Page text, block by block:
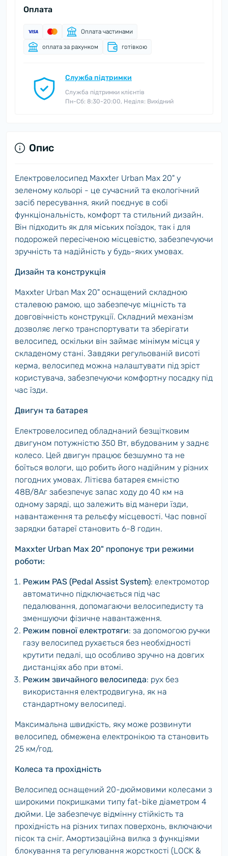
Оплата
Оплата частинами
оплата за рахунком готівкою
Служба підтримки
Служба підтримки клієнтів
Пн-Сб: 8:30-20:00, Неділя: Вихідний
Опис
Електровелосипед Maxxter Urban Max 20" у
зеленому кольорі - це сучасний та екологічний
засіб пересування, який поєднує в собі
функціональність, комфорт та стильний дизайн.
Він підходить як для міських поїздок, так і для
подорожей пересіченою місцевістю, забезпечуючи
зручність та надійність у будь-яких умовах.
Дизайн та конструкція
Maxxter Urban Max 20" оснащений складною
сталевою рамою, що забезпечує міцність та
довговічність конструкції. Складний механізм
дозволяє легко транспортувати та зберігати
велосипед, оскільки він займає мінімум місця у
складеному стані. Завдяки регульованій висоті
керма, велосипед можна налаштувати під зріст
користувача, забезпечуючи комфортну посадку під
час їзди.
Двигун та батарея
Електровелосипед обладнаний безщітковим
двигуном потужністю 350 Вт, вбудованим у заднє
колесо. Цей двигун працює безшумно та не
боїться вологи, що робить його надійним у різних
погодних умовах. Літієва батарея ємністю
48В/8Аг забезпечує запас ходу до 40 км на
одному заряді, що залежить від манери їзди,
навантаження та рельєфу місцевості. Час повної
зарядки батареї становить 6-8 годин.
Maxxter Urban Max 20" пропонує три режими
роботи:
Режим PAS (Pedal Assist System): електромотор
автоматично підключається під час
педалювання, допомагаючи велосипедисту та
зменшуючи фізичне навантаження.
Режим повної електротяги: за допомогою ручки
газу велосипед рухається без необхідності
крутити педалі, що особливо зручно на довгих
дистанціях або при втомі.
Режим звичайного велосипеда: рух без
використання електродвигуна, як на
стандартному велосипеді.
Максимальна швидкість, яку може розвинути
велосипед, обмежена електронікою та становить
25 км/год.
Колеса та прохідність
Велосипед оснащений 20-дюймовими колесами з
широкими покришками типу fat-bike діаметром 4
дюйми. Це забезпечує відмінну стійкість та
прохідність на різних типах поверхонь, включаючи
пісок та сніг. Амортизаційна вилка з функціями
блокування та регулювання жорсткості (LOCK &